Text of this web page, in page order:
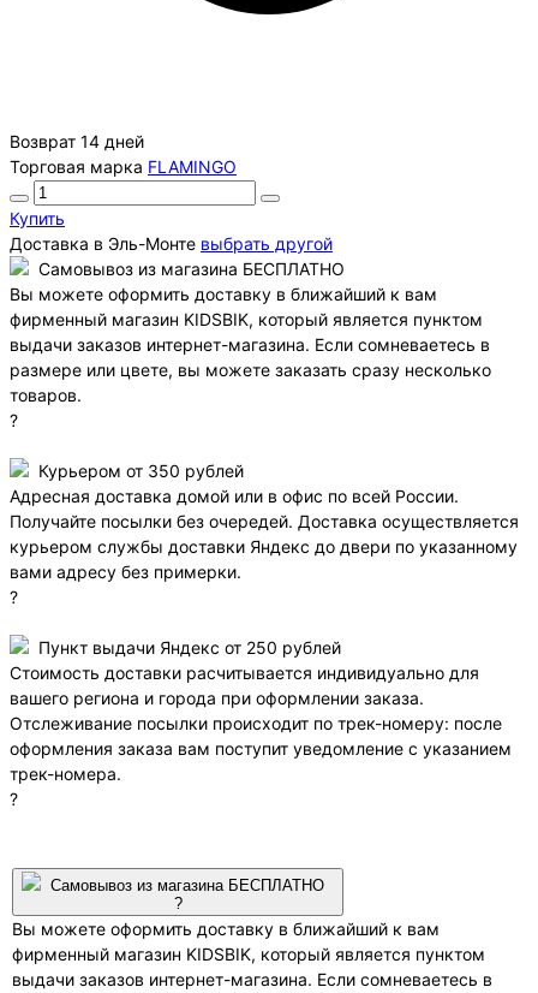
Возврат 14 дней
Торговая марка FLAMINGO
Купить
Доставка в Эль-Монте выбрать другой
Самовывоз из магазина БЕСПЛАТНО
Вы можете оформить доставку в ближайший к вам
фирменный магазин KIDSBIK, который является пунктом
выдачи заказов интернет-магазина. Если сомневаетесь в
размере или цвете, вы можете заказать сразу несколько
товаров.
?
Курьером от 350 рублей
Адресная доставка домой или в офис по всей России.
Получайте посылки без очередей. Доставка осуществляется
курьером службы доставки Яндекс до двери по указанному
вами адресу без примерки.
?
Пункт выдачи Яндекс от 250 рублей
Стоимость доставки расчитывается индивидуально для
вашего региона и города при оформлении заказа.
Отслеживание посылки происходит по трек-номеру: после
оформления заказа вам поступит уведомление с указанием
трек-номера.
?
Самовывоз из магазина БЕСПЛАТНО
?
Вы можете оформить доставку в ближайший к вам
фирменный магазин KIDSBIK, который является пунктом
выдачи заказов интернет-магазина. Если сомневаетесь в